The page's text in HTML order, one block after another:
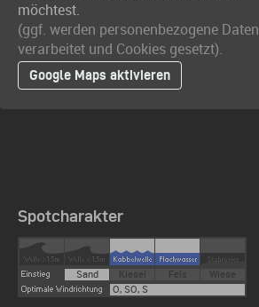
möchtest.
(ggf. werden personen­bezogene Daten
verarbeitet und Cookies gesetzt).
Google Maps aktivieren
Spotcharakter
Sand Kiesel Fels
Wiese
O, SO, S